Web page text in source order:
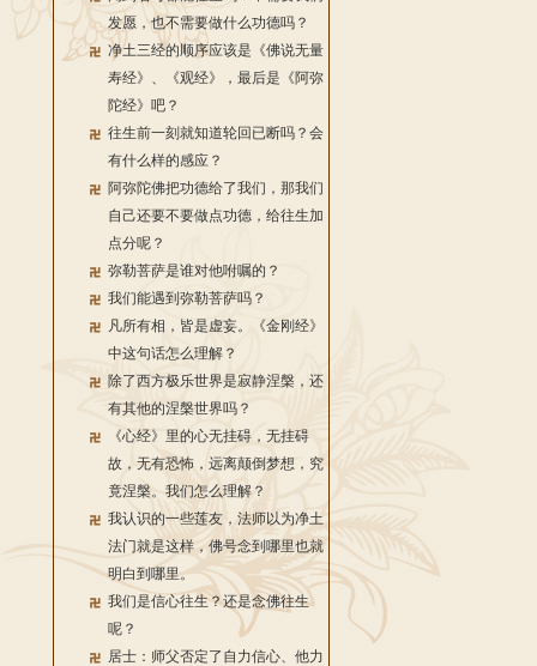
发愿，也不需要做什么功德吗？
净土三经的顺序应该是《佛说无量
寿经》、《观经》，最后是《阿弥
陀经》吧？
往生前一刻就知道轮回已断吗？会
有什么样的感应？
阿弥陀佛把功德给了我们，那我们
自己还要不要做点功德，给往生加
点分呢？
弥勒菩萨是谁对他咐嘱的？
我们能遇到弥勒菩萨吗？
凡所有相，皆是虚妄。《金刚经》
中这句话怎么理解？
除了西方极乐世界是寂静涅槃，还
有其他的涅槃世界吗？
《心经》里的心无挂碍，无挂碍
故，无有恐怖，远离颠倒梦想，究
竟涅槃。我们怎么理解？
我认识的一些莲友，法师以为净土
法门就是这样，佛号念到哪里也就
明白到哪里。
我们是信心往生？还是念佛往生
呢？
居士：师父否定了自力信心、他力